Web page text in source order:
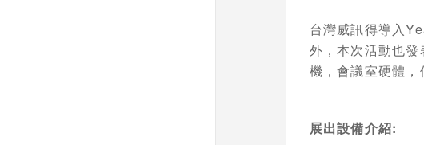
台灣威訊得導入
外，本次活動也
機，會議室硬體，
展出設備介紹: